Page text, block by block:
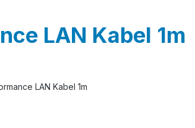
LAN Kabel 1m